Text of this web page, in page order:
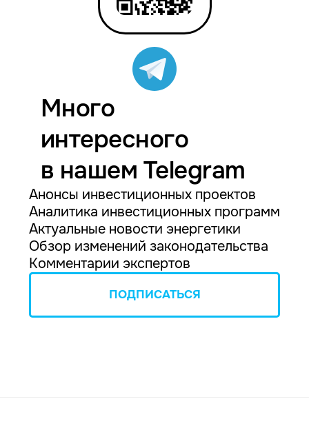
Много
интересного
в нашем Telegram
Анонсы инвестиционных проектов
Аналитика инвестиционных программ
Актуальные новости энергетики
Обзор изменений законодательства
Комментарии экспертов
ПОДПИСАТЬСЯ